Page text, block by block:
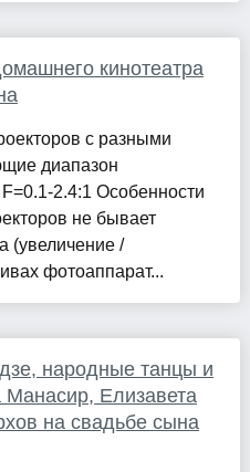
кинотеатра
с разными
диапазон
2.4:1 Особенности
не бывает
(увеличение /
фотоаппарат...
народные танцы и
Манасир, Елизавета
на свадьбе сына